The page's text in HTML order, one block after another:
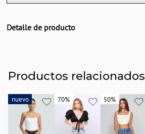
Detalle de producto
País de origen:
Importador:
BAGUER SAS
Cuidado y Lavado
Productos relacionados
nuevo
nuevo 70%
70% 50%
50%